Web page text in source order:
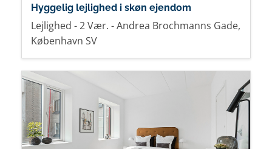
Hyggelig lejlighed i skøn ejendom
Lejlighed - 2 Vær. - Andrea Brochmanns Gade,
København SV